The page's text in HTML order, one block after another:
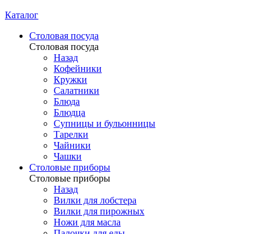
Каталог
Столовая посуда
Столовая посуда
Назад
Кофейники
Кружки
Салатники
Блюда
Блюдца
Супницы и бульонницы
Тарелки
Чайники
Чашки
Cтоловые приборы
Cтоловые приборы
Назад
Вилки для лобстера
Вилки для пирожных
Ножи для масла